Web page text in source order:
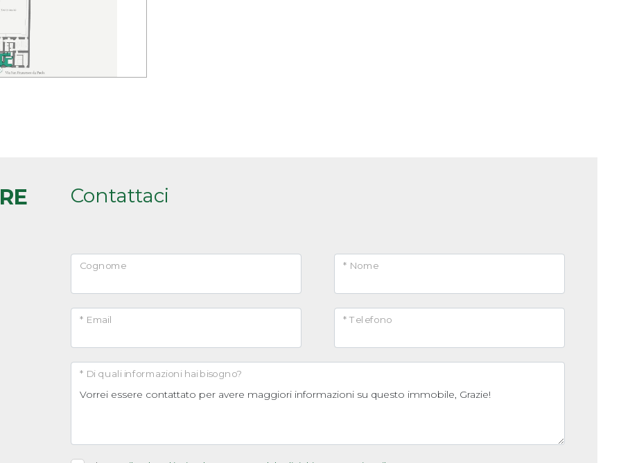
Contattaci
* Nome
Cognome
* Telefono
* Email
* Di quali informazioni hai bisogno?